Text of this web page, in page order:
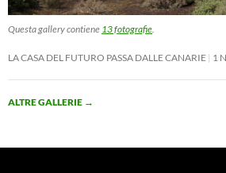
Questa gallery contiene 13 fotografie.
LA CASA DEL FUTURO PASSA DALLE CANARIE 1
ALTRE GALLERIE →